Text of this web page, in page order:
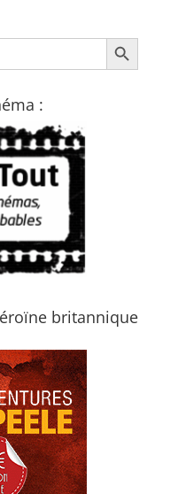
Search Button
:
britannique